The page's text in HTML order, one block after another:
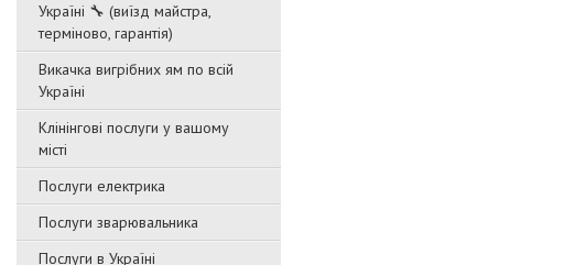
Україні 🔧 (виїзд майстра,
терміново, гарантія)
Викачка вигрібних ям по всій
Україні
Клінінгові послуги у вашому
місті
Послуги електрика
Послуги зварювальника
Послуги в Україні